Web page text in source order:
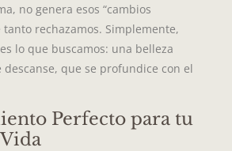
no genera esos “cambios
tanto rechazamos. Simplemente,
lo que buscamos: una belleza
que se profundice con el
Perfecto para tu